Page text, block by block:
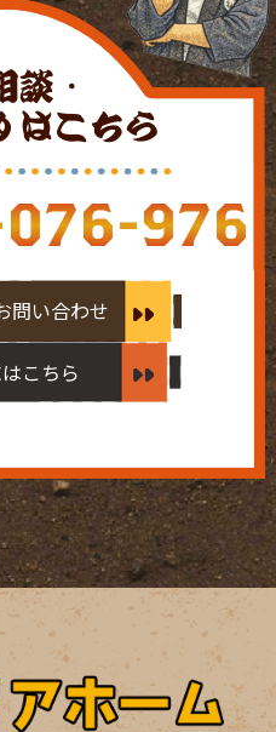
談・
はこちら
976
問い合わせ
こちら